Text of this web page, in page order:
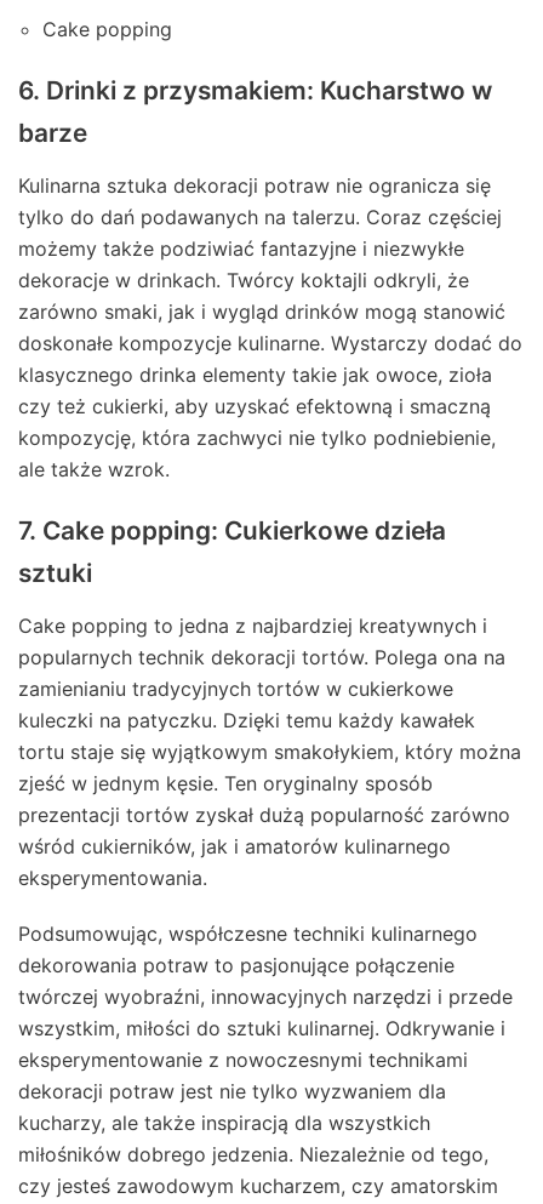
Cake popping
6. Drinki z przysmakiem: Kucharstwo w
barze
Kulinarna sztuka dekoracji potraw nie ogranicza się
tylko do dań podawanych na talerzu. Coraz częściej
możemy także podziwiać fantazyjne i niezwykłe
dekoracje w drinkach. Twórcy koktajli odkryli, że
zarówno smaki, jak i wygląd drinków mogą stanowić
doskonałe kompozycje kulinarne. Wystarczy dodać do
klasycznego drinka elementy takie jak owoce, zioła
czy też cukierki, aby uzyskać efektowną i smaczną
kompozycję, która zachwyci nie tylko podniebienie,
ale także wzrok.
7. Cake popping: Cukierkowe dzieła
sztuki
Cake popping to jedna z najbardziej kreatywnych i
popularnych technik dekoracji tortów. Polega ona na
zamienianiu tradycyjnych tortów w cukierkowe
kuleczki na patyczku. Dzięki temu każdy kawałek
tortu staje się wyjątkowym smakołykiem, który można
zjeść w jednym kęsie. Ten oryginalny sposób
prezentacji tortów zyskał dużą popularność zarówno
wśród cukierników, jak i amatorów kulinarnego
eksperymentowania.
Podsumowując, współczesne techniki kulinarnego
dekorowania potraw to pasjonujące połączenie
twórczej wyobraźni, innowacyjnych narzędzi i przede
wszystkim, miłości do sztuki kulinarnej. Odkrywanie i
eksperymentowanie z nowoczesnymi technikami
dekoracji potraw jest nie tylko wyzwaniem dla
kucharzy, ale także inspiracją dla wszystkich
miłośników dobrego jedzenia. Niezależnie od tego,
czy jesteś zawodowym kucharzem, czy amatorskim